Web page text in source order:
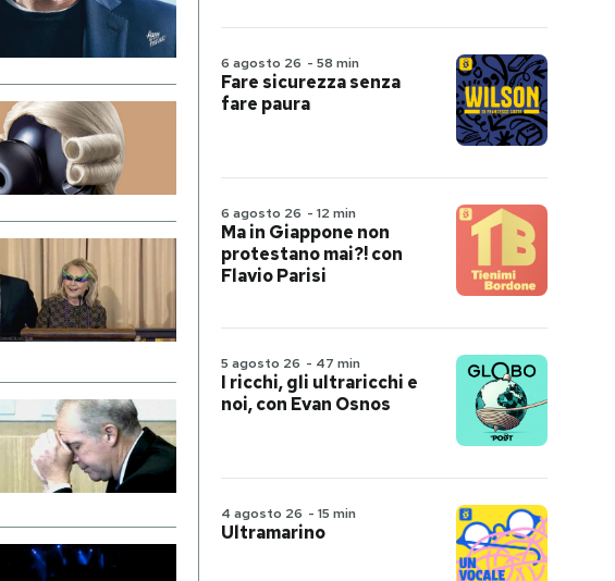
6 agosto 26 - 58 min
Fare sicurezza senza
fare paura
6 agosto 26 - 12 min
Ma in Giappone non
protestano mai?! con
Flavio Parisi
5 agosto 26 - 47 min
I ricchi, gli ultraricchi e
noi, con Evan Osnos
4 agosto 26 - 15 min
Ultramarino